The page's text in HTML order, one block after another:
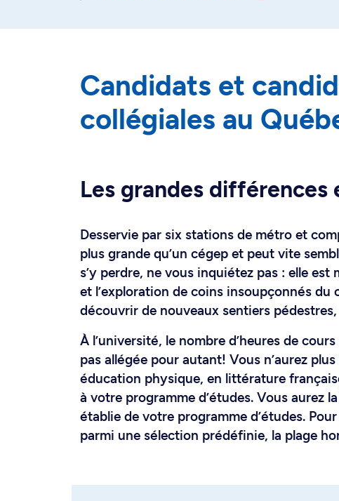
Candidats et
collégiales au
Les grandes différences
Desservie par six stations de métro et
plus grande qu’un cégep et peut vite
s’y perdre, ne vous inquiétez pas : elle
et l’exploration de coins insoupçonnés du
découvrir de nouveaux sentiers
À l’université, le nombre d’heures de
pas allégée pour autant! Vous n’aurez
éducation physique, en littérature
à votre programme d’études. Vous aurez
établie de votre programme d’études.
parmi une sélection prédéfinie, la plage